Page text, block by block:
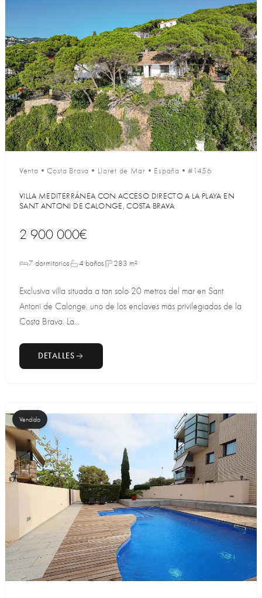
Venta •Costa Brava • Lloret de Mar • España •#1456
VILLA MEDITERRÁNEA CON ACCESO DIRECTO A LA PLAYA EN
SANT ANTONI DE CALONGE, COSTA BRAVA
2 900 000€
7 dormitorios 4 baños 283 m²
Exclusiva villa situada a tan solo 20 metros del mar en Sant
Antoni de Calonge, uno de los enclaves más privilegiados de la
Costa Brava. La...
DETALLES
Vendido